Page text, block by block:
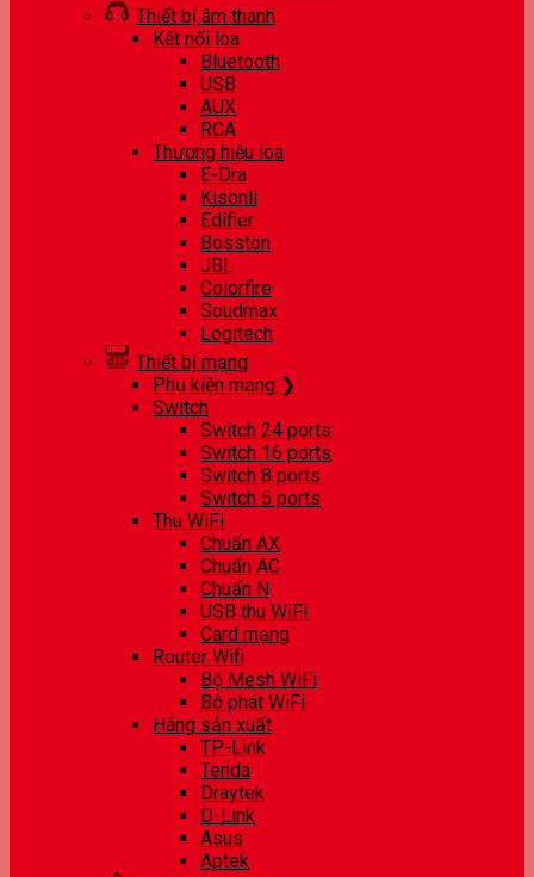
Thiết bị âm thanh
Kết nối loa
Bluetooth
USB
AUX
RCA
Thương hiệu loa
E-Dra
Kisonli
Edifier
Bosston
JBL
Colorfire
Soudmax
Logitech
Thiết bị mạng
Phụ kiện mạng ❯
Switch
Switch 24 ports
Switch 16 ports
Switch 8 ports
Switch 5 ports
Thu WiFi
Chuẩn AX
Chuẩn AC
Chuẩn N
USB thu WiFi
Card mạng
Router Wifi
Bộ Mesh WiFi
Bộ phát WiFi
Hãng sản xuất
TP-Link
Tenda
Draytek
D-Link
Asus
Aptek